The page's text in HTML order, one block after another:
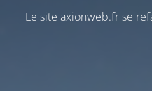
Le site axionweb.fr se